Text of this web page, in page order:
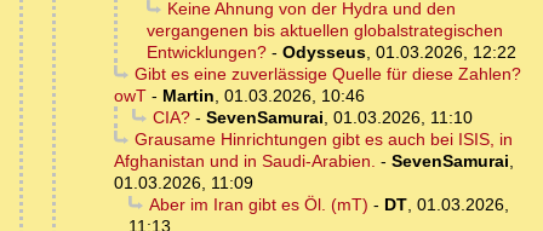
Keine Ahnung von der Hydra und den
vergangenen bis aktuellen globalstrategischen
Entwicklungen? - Odysseus, 01.03.2026, 12:22
Gibt es eine zuverlässige Quelle für diese Zahlen?
owT - Martin, 01.03.2026, 10:46
CIA?- SevenSamurai, 01.03.2026, 11:10
Grausame Hinrichtungen gibt es auch bei ISIS, in
Afghanistan und in Saudi-Arabien. - SevenSamurai,
01.03.2026, 11:09
Aber im Iran gibt es Öl. (mT) - DT, 01.03.2026,
11:13